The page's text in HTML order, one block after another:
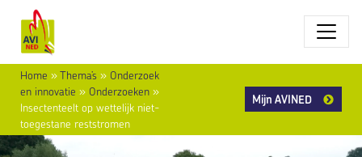
Home »Thema’s » Onderzoek
en innovatie » Onderzoeken »
Insectenteelt op wettelijk niet-
toegestane reststromen
Mijn AVINED